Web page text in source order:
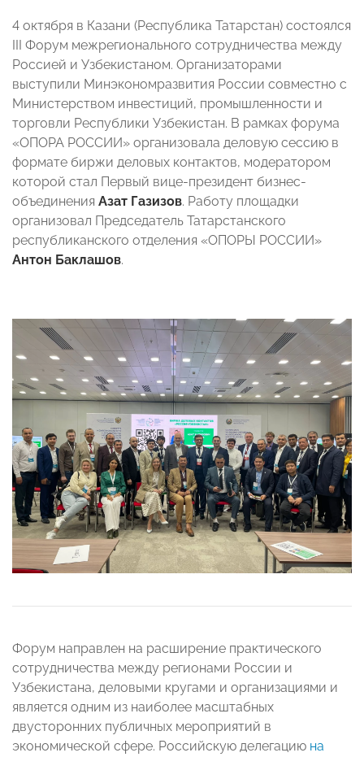
4 октября в Казани (Республика Татарстан) состоялся
III Форум межрегионального сотрудничества между
Россией и Узбекистаном. Организаторами
выступили Минэкономразвития России совместно с
Министерством инвестиций, промышленности и
торговли Республики Узбекистан. В рамках форума
«ОПОРА РОССИИ» организовала деловую сессию в
формате биржи деловых контактов, модератором
которой стал Первый вице-президент бизнес-
объединения Азат Газизов. Работу площадки
организовал Председатель Татарстанского
республиканского отделения «ОПОРЫ РОССИИ»
Антон Баклашов.
Форум направлен на расширение практического
сотрудничества между регионами России и
Узбекистана, деловыми кругами и организациями и
является одним из наиболее масштабных
двусторонних публичных мероприятий в
экономической сфере. Российскую делегацию на